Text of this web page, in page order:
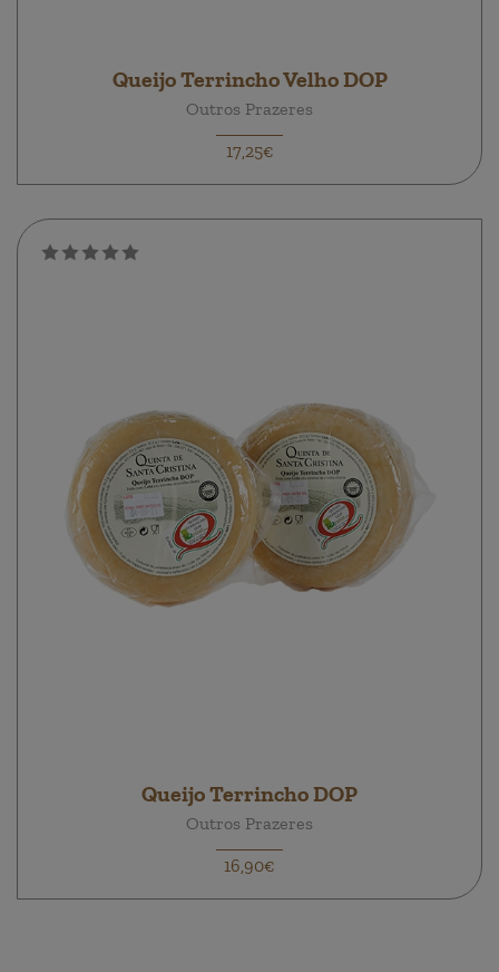
Queijo Terrincho Velho DOP
Outros Prazeres
17,25€
Queijo Terrincho DOP
Outros Prazeres
16,90€